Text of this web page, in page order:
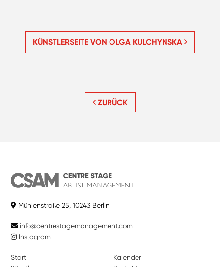
KÜNSTLERSEITE VON OLGA KULCHYNSKA
ZURÜCK
Mühlenstraße 25, 10243 Berlin
info@centrestagemanagement.com
Instagram
Start
Kalender